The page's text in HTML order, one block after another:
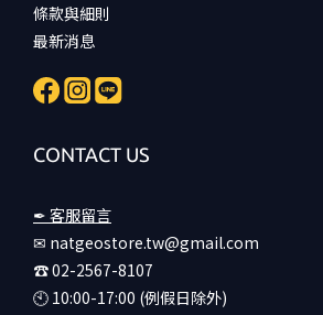
條款與細則
最新消息
CONTACT US
✒ 客服留言
✉ natgeostore.tw@gmail.com
☎︎ 02-2567-8107
🕙︎ 10:00-17:00 (例假日除外)